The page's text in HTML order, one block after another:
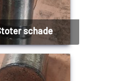
Stoter schade